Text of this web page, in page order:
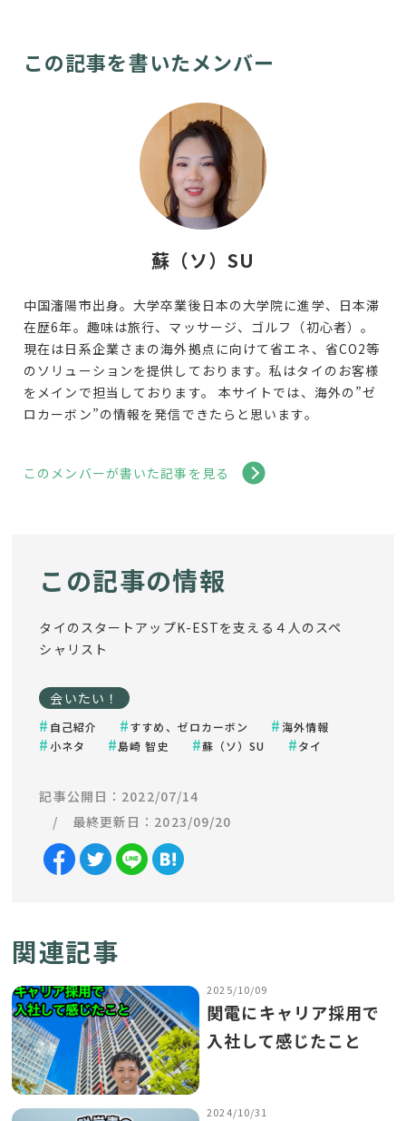
この記事を書いたメンバー
蘇（ソ）SU
中国瀋陽市出身。大学卒業後日本の大学院に進学、日本滞
在歴6年。趣味は旅行、マッサージ、ゴルフ（初心者）。
現在は日系企業さまの海外拠点に向けて省エネ、省CO2等
のソリューションを提供しております。私はタイのお客様
をメインで担当しております。 本サイトでは、海外の”ゼ
ロカーボン”の情報を発信できたらと思います。
このメンバーが書いた記事を見る
この記事の情報
タイのスタートアップK-ESTを支える４人のスペ
シャリスト
会いたい！
自己紹介 すすめ、ゼロカーボン
海外情報
小ネタ
島崎 智史 蘇（ソ）SU タイ
記事公開日：2022/07/14
最終更新日：2023/09/20
関連記事
2025/10/09
関電にキャリア採用で
入社して感じたこと
2024/10/31